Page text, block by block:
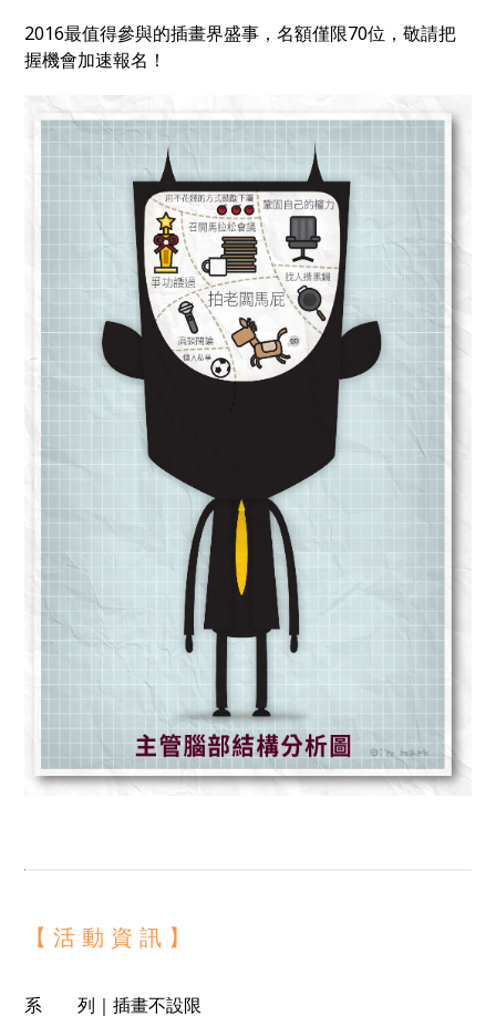
2016最值得參與的插畫界盛事，名額僅限70位，敬請把
握機會加速報名！
【 活 動 資 訊 】
系 列｜插畫不設限